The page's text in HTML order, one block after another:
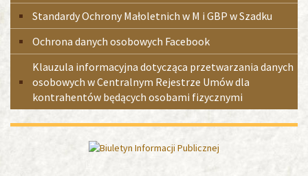
Standardy Ochrony Małoletnich w M i GBP w Szadku
Ochrona danych osobowych Facebook
Klauzula informacyjna dotycząca przetwarzania danych
osobowych w Centralnym Rejestrze Umów dla
kontrahentów będących osobami fizycznymi